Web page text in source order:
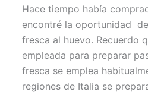
Hace tiempo había
encontré la oportunidad
fresca al huevo. Recuerdo
empleada para preparar
fresca se emplea
regiones de Italia se